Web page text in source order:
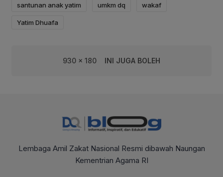
santunan anak yatim umkm dq wakaf
Yatim Dhuafa
930 x 180 INI JUGA BOLEH
Lembaga Amil Zakat Nasional Resmi dibawah Naungan
Kementrian Agama RI